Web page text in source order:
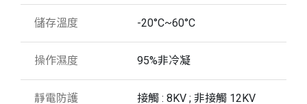
儲存溫度 -20°C~60°C
操作濕度 95%非冷凝
靜電防護 接觸 : 8KV ; 非接觸 12KV